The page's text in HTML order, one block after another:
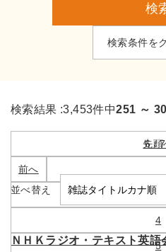
検
検索条件を
検索結果 :3,453件中251 ～
6 /
先頭
前へ
3
4
5
並べ替え
ＮＨＫラジオ・テキスト英語